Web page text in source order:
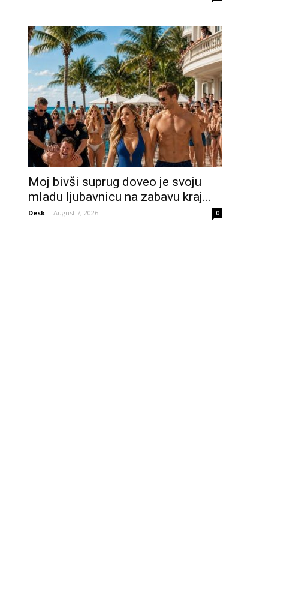
Moj bivši suprug doveo je svoju
mladu ljubavnicu na zabavu kraj...
Desk - August 7, 2026 0